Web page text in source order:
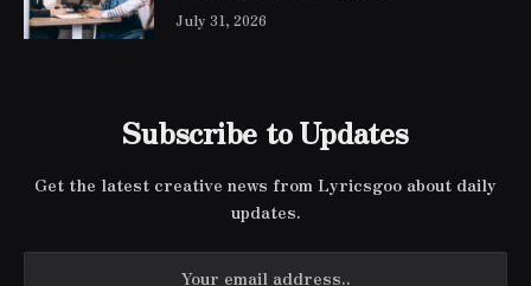
July 31, 2026
Subscribe to Updates
Get the latest creative news from Lyricsgoo about daily
updates.